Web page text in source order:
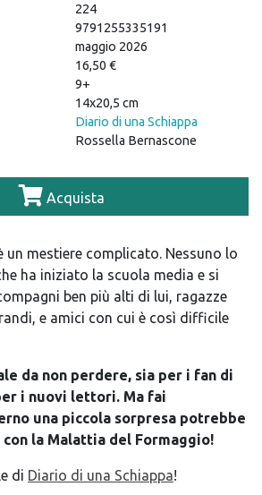
224
9791255335191
maggio 2026
16,50 €
9+
14x20,5 cm
Diario di una Schiappa
Rossella Bernascone
Acquista
un mestiere complicato. Nessuno lo
ha iniziato la scuola media e si
ben più alti di lui, ragazze
e amici con cui è così difficile
da non perdere, sia per i fan di
i nuovi lettori. Ma fai
una piccola sorpresa potrebbe
la Malattia del Formaggio!
di Diario di una Schiappa!